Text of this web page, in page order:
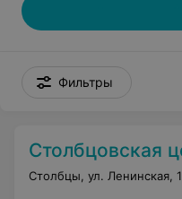
Фильтры
Столбцовская
Столбцы, ул. Ленинская,